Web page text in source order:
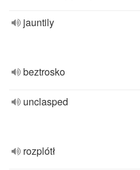
jauntily
beztrosko
unclasped
rozplótł